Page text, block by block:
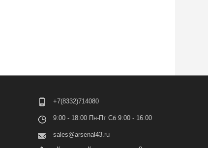
+7(8332)714080
9:00 - 18:00 Пн-Пт Сб 9:00 - 16:00
sales@arsenal43.ru